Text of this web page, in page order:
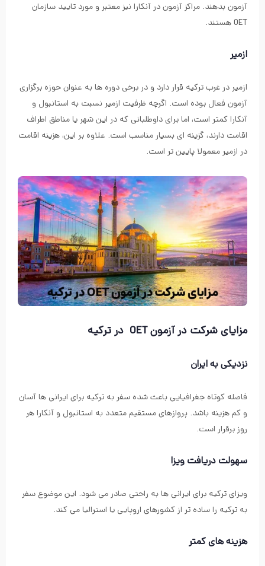
آزمون بدهند. مراکز آزمون در آنکارا نیز معتبر و مورد تایید سازمان
OET هستند.
ازمیر
ازمیر در غرب ترکیه قرار دارد و در برخی دوره ها به عنوان حوزه برگزاری
آزمون فعال بوده است. اگرچه ظرفیت ازمیر نسبت به استانبول و
آنکارا کمتر است، اما برای داوطلبانی که در این شهر یا مناطق اطراف
اقامت دارند، گزینه ای بسیار مناسب است. علاوه بر این، هزینه اقامت
در ازمیر معمولا پایین تر است.
مزایای شرکت در آزمون OET در ترکیه
نزدیکی به ایران
فاصله کوتاه جغرافیایی باعث شده سفر به ترکیه برای ایرانی ها آسان
و کم هزینه باشد. پروازهای مستقیم متعدد به استانبول و آنکارا هر
روز برقرار است.
سهولت دریافت ویزا
ویزای ترکیه برای ایرانی ها به راحتی صادر می شود. این موضوع سفر
به ترکیه را ساده تر از کشورهای اروپایی یا استرالیا می کند.
هزینه های کمتر